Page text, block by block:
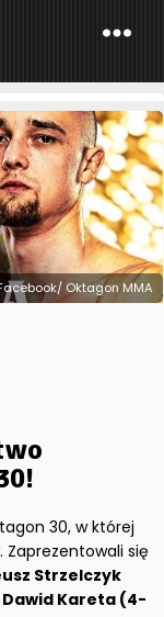
na
Oktagon MMA
30, w której
Zaprezentowali się
Strzelczyk
Dawid Kareta (4-